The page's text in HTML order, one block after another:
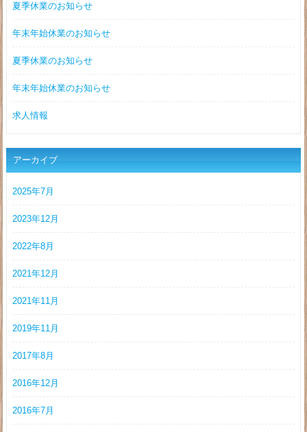
夏季休業のお知らせ
年末年始休業のお知らせ
夏季休業のお知らせ
年末年始休業のお知らせ
求人情報
アーカイブ
2025年7月
2023年12月
2022年8月
2021年12月
2021年11月
2019年11月
2017年8月
2016年12月
2016年7月